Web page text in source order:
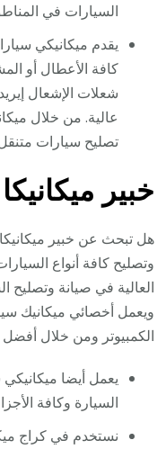
السيارات في
يقدم ميكانيكي
كافة الأعطال أو
شعلات الإشعال
عالية. من خلال
تصليح سيارات
خبير
هل تبحث عن خبير
وتصليح كافة أنواع
العالية في صيانة وتصليح
ويعمل أخصائي ميكانيك
الكمبيوتر ومن خلال أفضل
يعمل أيضا
السيارة وكافة
نستخدم في كراج